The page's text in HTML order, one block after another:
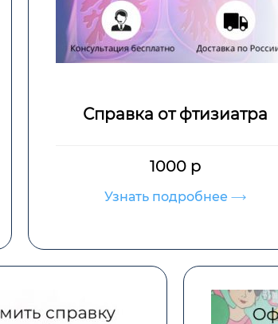
Справка от фтизиатра
1000 р
Узнать подробнее